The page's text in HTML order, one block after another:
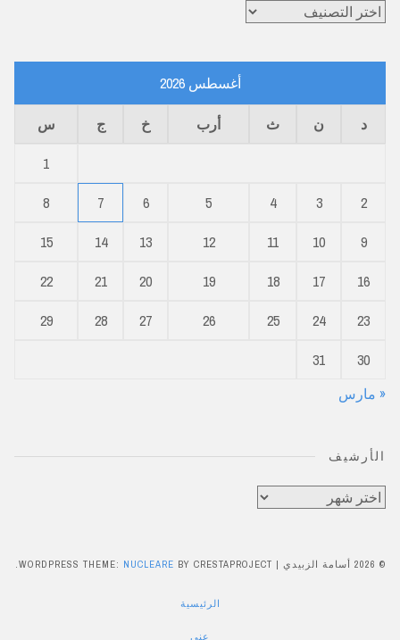
تصنيفات
أغسطس 2026
د ن ث أرب خ ج
س
1
2
3
4
5
6
7
8
9
10
11
12
13
14
15
16
17
18
19
20
21
22
23
24
25
26
27
28
29
30
31
« مارس
الأرشيف
الأرشيف
© 2026 أسامة الزبيدي |
WORDPRESS THEME: NUCLEARE BY CRESTAPROJECT.
الرئيسية
عني